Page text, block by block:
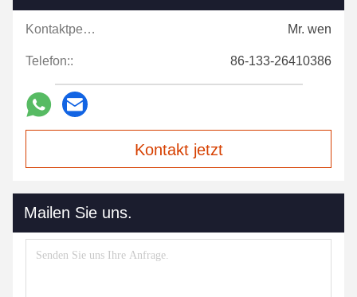
Kontaktpersonen: Mr. wen
Telefon:: 86-133-26410386
Kontakt jetzt
Mailen Sie uns.